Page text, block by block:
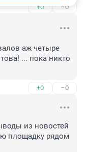
+0 –0
аж четыре
... пока никто
+0 –0
из новостей
площадку рядом